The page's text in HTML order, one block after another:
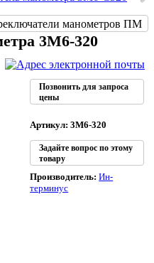
манометров ПМ
3М6-320
Позвонить для запроса
цены
Артикул: 3М6-320
Задайте вопрос по этому
товару
Производитель:Ин-
терминус